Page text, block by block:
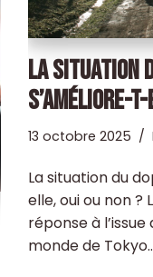
LA SITUATION
S’AMÉLIORE-
13 octobre 2025
La situation du
elle, oui ou non ?
réponse à
monde de